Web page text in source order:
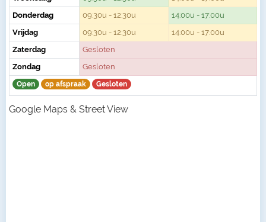
Donderdag
09:30u - 12:30u
14:00u - 17:00u
Vrijdag
09:30u - 12:30u
14:00u - 17:00u
Zaterdag
Gesloten
Zondag
Gesloten
Open op afspraak Gesloten
Google Maps & Street View